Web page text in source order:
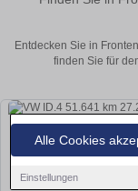
Alle Cookies
Einstellungen
Entdecken Sie in
finden Sie für